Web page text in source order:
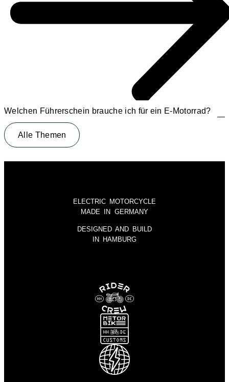
Welchen Führerschein brauche ich für ein E-Motorrad?
Alle Themen
ELECTRIC MOTORCYCLE
MADE IN GERMANY
DESIGNED AND BUILD
IN HAMBURG